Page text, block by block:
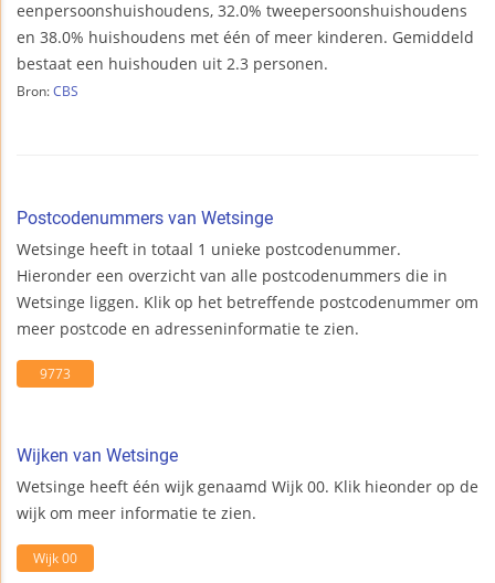
eenpersoonshuishoudens, 32.0% tweepersoonshuishoudens
en 38.0% huishoudens met één of meer kinderen. Gemiddeld
bestaat een huishouden uit 2.3 personen.
Bron: CBS
Postcodenummers van Wetsinge
Wetsinge heeft in totaal 1 unieke postcodenummer.
Hieronder een overzicht van alle postcodenummers die in
Wetsinge liggen. Klik op het betreffende postcodenummer om
meer postcode en adresseninformatie te zien.
9773
Wijken van Wetsinge
Wetsinge heeft één wijk genaamd Wijk 00. Klik hieonder op de
wijk om meer informatie te zien.
Wijk 00